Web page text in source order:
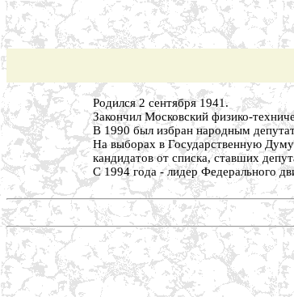
Родился 2 сентября 1941.
Закончил Московский физико-
В 1990 был избран народным
На выборах в Государственную
кандидатов от списка, ставших
С 1994 года - лидер Федерального